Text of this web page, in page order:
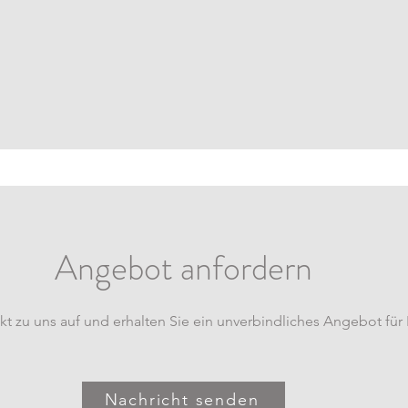
Angebot anfordern
zu uns auf und erhalten Sie ein unverbindliches Angebot für
Nachricht senden